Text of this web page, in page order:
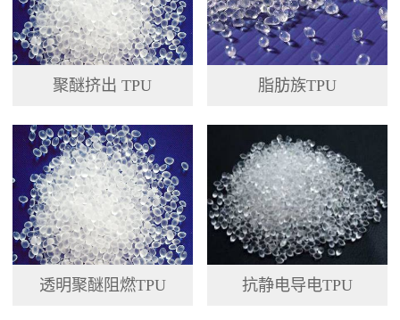
聚醚挤出 TPU 脂肪族TPU
透明聚醚阻燃TPU 抗静电导电TPU